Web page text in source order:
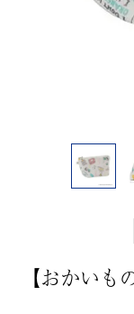
【おかい